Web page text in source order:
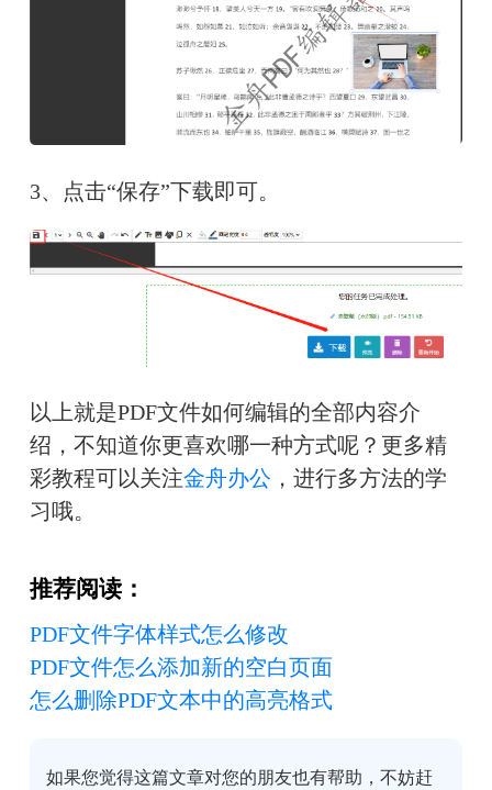
3、点击“保存”下载即可。
以上就是PDF文件如何编辑的全部内容介
绍，不知道你更喜欢哪一种方式呢？更多精
彩教程可以关注金舟办公 ，进行多方法的学
习哦。
推荐阅读：
PDF文件字体样式怎么修改
PDF文件怎么添加新的空白页面
怎么删除PDF文本中的高亮格式
如果您觉得这篇文章对您的朋友也有帮助，不妨赶